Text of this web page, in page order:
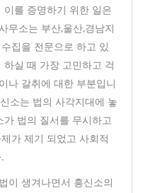
를 증명하기 위한 일은
무소는 부산,울산,경남지
집을 전문으로 하고 있
실 때 가장 고민하고 걱
나 갈취에 대한 부분입니
소는 법의 사각지대에 놓
법의 질서를 무시하고
가 제기 되었고 사회적
이 생겨나면서 흥신소의